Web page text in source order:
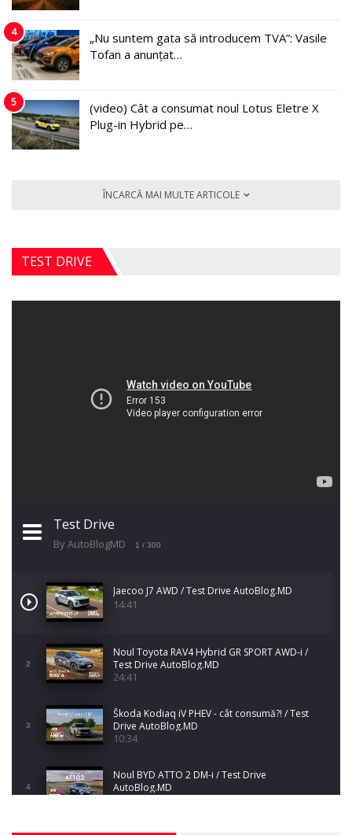
4
„Nu suntem gata să introducem TVA”: Vasile
Tofan a anunțat…
5
(video) Cât a consumat noul Lotus Eletre X
Plug-in Hybrid pe…
ÎNCARCĂ MAI MULTE ARTICOLE
TEST DRIVE
Test Drive
By AutoBlogMD 1 / 300
Jaecoo J7 AWD / Test Drive AutoBlog.MD
14:41
2
Noul Toyota RAV4 Hybrid GR SPORT AWD-i /
Test Drive AutoBlog.MD
24:41
3
Škoda Kodiaq iV PHEV - cât consumă?! / Test
Drive AutoBlog.MD
10:34
4
Noul BYD ATTO 2 DM-i / Test Drive
AutoBlog.MD
17:35